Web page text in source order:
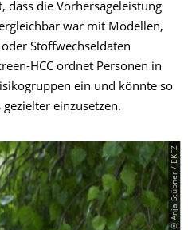
dass die Vorhersageleistung
war mit Modellen,
Stoffwechseldaten
HCC ordnet Personen in
ein und könnte so
einzusetzen.
© Anja Stübner / EKFZ